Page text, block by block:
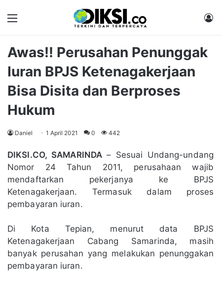
Awas!! Perusahan Penunggak
Iuran BPJS Ketenagakerjaan
Bisa Disita dan Berproses
Hukum
Daniel 1 April 2021 0 442
DIKSI.CO, SAMARINDA – Sesuai Undang-undang
Nomor 24 Tahun 2011, perusahaan wajib
mendaftarkan pekerjanya ke BPJS
Ketenagakerjaan. Termasuk dalam proses
pembayaran iuran.
Di Kota Tepian, menurut data BPJS
Ketenagakerjaan Cabang Samarinda, masih
banyak perusahan yang melakukan penunggakan
pembayaran iuran.